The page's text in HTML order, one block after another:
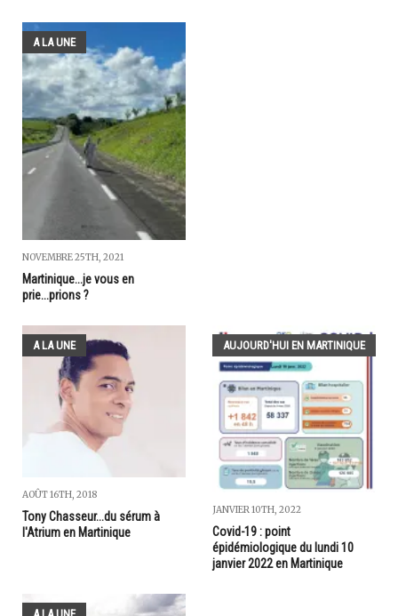
A LA UNE
NOVEMBRE 25TH, 2021
Martinique...je vous en
prie...prions ?
A LA UNE
AOÛT 16TH, 2018
Tony Chasseur...du sérum à
l'Atrium en Martinique
AUJOURD'HUI EN MARTINIQUE
JANVIER 10TH, 2022
Covid-19 : point
épidémiologique du lundi 10
janvier 2022 en Martinique